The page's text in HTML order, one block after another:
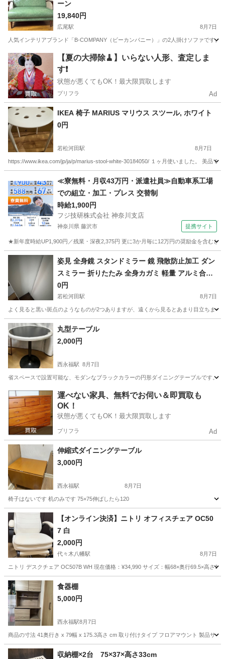
ーン
19,840円
広尾駅 8月7日
人気インテリアブランド「B-COMPANY（ビーカンパニー）」の2人掛けソファです
東京 渋谷区 広尾駅 ソファ
【夏の大掃除🧹】いらない人形、査定しま
す❗️
状態が悪くてもOK！最大限買取します
プリフラ Ad
IKEA 椅子 MARIUS マリウス スツール, ホワイト
0円
若松河田駅 8月7日
https://www.ikea.com/jp/ja/p/marius-stool-white-30184050/ １ヶ月使いました。 美品で
若松河田駅 椅子
≪寮無料・月収43万円・派遣社員≫自動車系工場
での組立・加工・プレス 交替制
時給1,900円
フジ技研株式会社 神奈川支店
神奈川県 藤沢市 提携サイト
★新年度時給UP1,900円／残業・深夜2,375円 更に3か月毎に12万円の奨励金を含む
神奈川 藤沢市 その他
姿見 全身鏡 スタンドミラー 鏡 飛散防止加工 ダン
スミラー 折りたたみ 全身カガミ 軽量 アルミ合金
フレーム 持ち運び便利 幅36×高さ143cm お風呂
玄関 化粧 寝室
0円
若松河田駅 8月7日
よく見ると黒い斑点のようなものが2つありますが、遠くから見るとあまり目立ちま
東京 新宿区 若松河田駅
丸型テーブル
2,000円
西永福駅 8月7日
省スペースで設置可能な、モダンなブラックカラーの円形ダイニングテーブルです。
東京 杉並区 西永福駅 テーブル 円形
運べない家具、無料でお伺い＆即買取も
OK！
状態が悪くてもOK！最大限買取します
プリフラ Ad
伸縮式ダイニングテーブル
3,000円
西永福駅 8月7日
椅子はないです 机のみです 75×75伸ばしたら120
東京 杉並区 西永福駅 テーブル ダイニング
【オンライン決済】ニトリ オフィスチェア OC50
7 白
2,000円
代々木八幡駅 8月7日
ニトリ デスクチェア OC507B WH 現在価格：¥34,990 サイズ：幅68×奥行69.5×高さ
東京 渋谷区 代々木八幡駅
食器棚
5,000円
西永福駅8月7日
商品の寸法 41奥行き x 79幅 x 175.3高さ cm 取り付けタイプ フロアマウント 製品サ
東京 杉並区 西永福駅
収納棚×2台 75×37×高さ33cm